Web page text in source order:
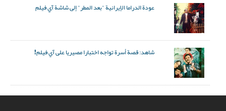
عودة الدراما الإيرانية "بعد المطر" إلى شاشة آي فيلم
شاهد: قصة أسرة تواجه اختبارا مصيريا على آي فيلم!